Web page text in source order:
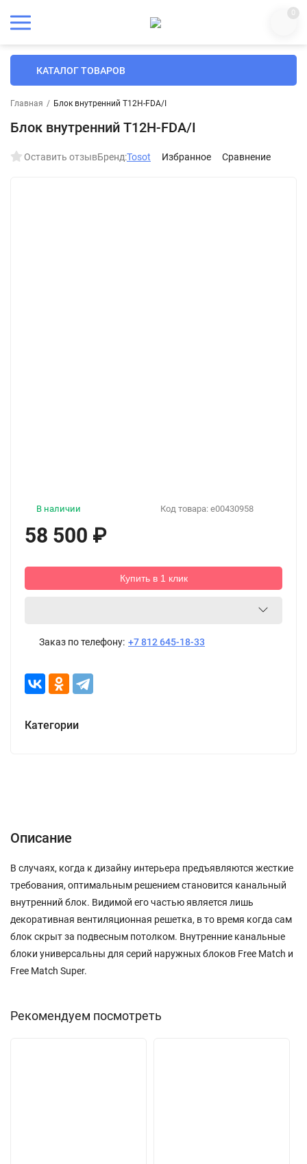
0
КАТАЛОГ ТОВАРОВ
Главная / Блок внутренний T12H-FDA/I
Блок внутренний T12H-FDA/I
Оставить отзывБренд:Tosot Избранное Сравнение
Код товара: e00430958
В наличии
58 500 ₽
Купить в 1 клик
Заказ по телефону: +7 812 645-18-33
Категории
Описание
В случаях, когда к дизайну интерьера предъявляются жесткие
требования, оптимальным решением становится канальный
внутренний блок. Видимой его частью является лишь
декоративная вентиляционная решетка, в то время когда сам
блок скрыт за подвесным потолком. Внутренние канальные
блоки универсальны для серий наружных блоков Free Match и
Free Match Super.
Рекомендуем посмотреть